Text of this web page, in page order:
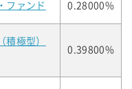
ファンド 0.28000%
積極型）
0.39800%